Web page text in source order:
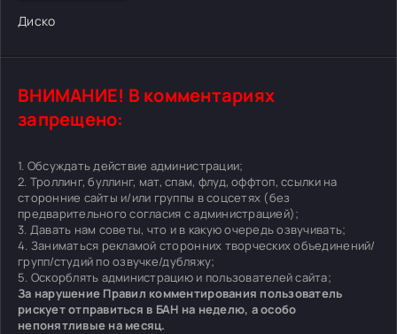
Диско
ВНИМАНИЕ! В комментариях
запрещено:
1. Обсуждать действие администрации;
2. Троллинг, буллинг, мат, спам, флуд, оффтоп, ссылки на
сторонние сайты и/или группы в соцсетях (без
предварительного согласия с администрацией);
3. Давать нам советы, что и в какую очередь озвучивать;
4. Заниматься рекламой сторонних творческих объединений/
групп/студий по озвучке/дубляжу;
5. Оскорблять администрацию и пользователей сайта;
За нарушение Правил комментирования пользователь
рискует отправиться в БАН на неделю, а особо
непонятливые на месяц.